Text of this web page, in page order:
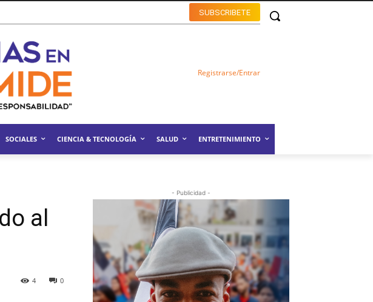
SUBSCRIBETE
Registrarse/Entrar
SOCIALES CIENCIA & TECNOLOGÍA SALUD ENTRETENIMIENTO
al
0
4
- Publicidad -